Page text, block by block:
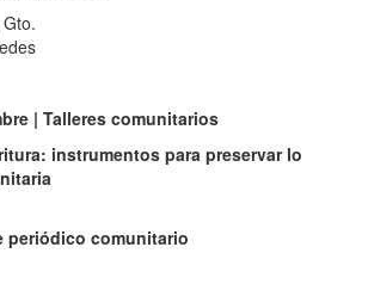
| Talleres comunitarios
instrumentos para preservar lo
periódico comunitario